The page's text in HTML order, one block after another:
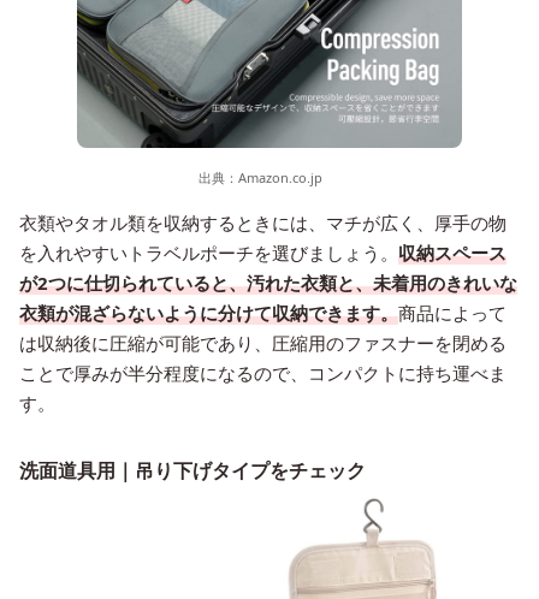
出典： Amazon.co.jp
衣類やタオル類を収納するときには、マチが広く、厚手の物
を入れやすいトラベルポーチを選びましょう。 収納スペース
が2つに仕切られていると、汚れた衣類と、未着用のきれいな
衣類が混ざらないように分けて収納できます。商品によって
は収納後に圧縮が可能であり、圧縮用のファスナーを閉める
ことで厚みが半分程度になるので、コンパクトに持ち運べま
す。
洗面道具用｜吊り下げタイプをチェック